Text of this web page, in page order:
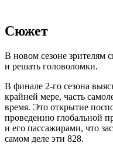
Сюжет
В новом сезоне зрителям
и решать головоломки.
В финале 2-го сезона
крайней мере, часть
время. Это открытие
проведению глобальной
и его пассажирами, что
самом деле эти 828.